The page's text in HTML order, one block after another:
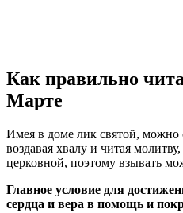
Как правильно
Марте
Имея в доме лик святой, можно
воздавая хвалу и читая
церковной, поэтому взывать
Главное условие для
сердца и вера в помощь и